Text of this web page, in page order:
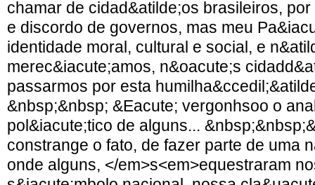
chamar de cidad&atilde;os brasileiros,
e discordo de governos, mas meu
identidade moral, cultural e social, e
merec&iacute;amos, n&oacute;s
passarmos por esta
&nbsp;&nbsp; &Eacute; vergonhsoo o
pol&iacute;tico de alguns...
constrange o fato, de fazer parte de uma
onde alguns, </em>s<em>equestraram